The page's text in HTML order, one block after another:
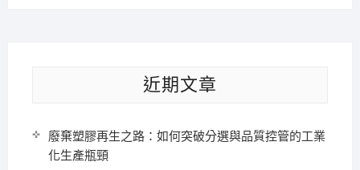
近期文章
廢棄塑膠再生之路：如何突破分選與品質控管的工業
化生產瓶頸